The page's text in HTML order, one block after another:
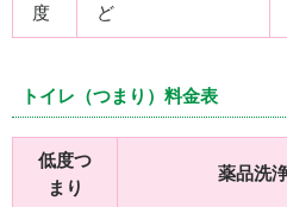
度
ど
トイレ（つまり）料金表
低度つ
まり
薬品洗